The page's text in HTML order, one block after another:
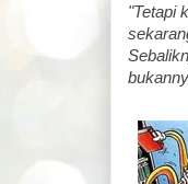
"Tetapi